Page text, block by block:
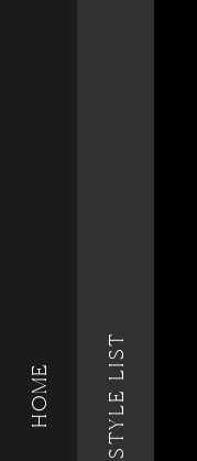
HOME STYLE LIST